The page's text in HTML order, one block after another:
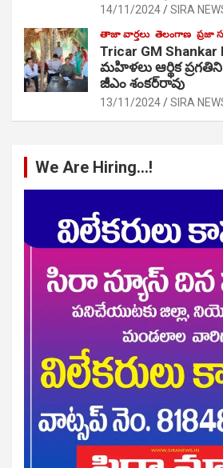
14/11/2024 SIRA
తాజా వార్తలు తెలంగాణ ప్రజా
Tricar GM
మహిళలు ఆర్థిక
జీఎం శంకర్‌రావు
13/11/2024 SIRA
We Are Hiring…!